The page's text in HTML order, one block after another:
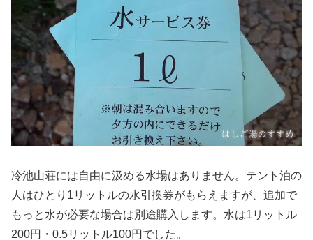
冷池山荘には自由に汲める水場はありません。テント泊の
人はひとり1リットルの水引換券がもらえますが、追加で
もっと水が必要な場合は別途購入します。水は1リットル
200円・0.5リットル100円でした。